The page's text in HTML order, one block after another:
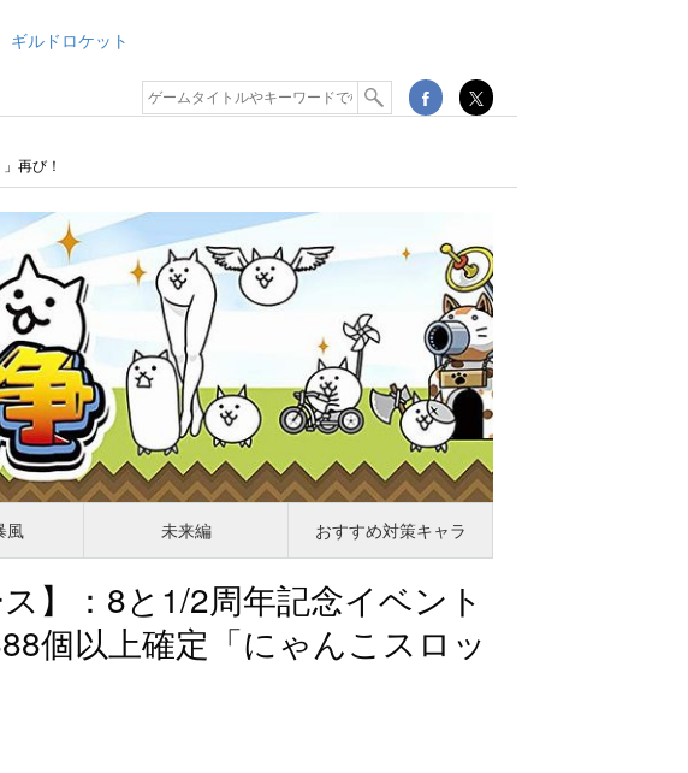
ギルドロケット
再び！
風 未来編 おすすめ対策キャラ
】：8と1/2周年記念イベント
個以上確定「にゃんこスロッ